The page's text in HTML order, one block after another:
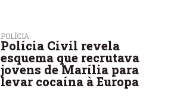
POLÍCIA
Polícia Civil revela
esquema que recrutava
jovens de Marília para
levar cocaína à Europa